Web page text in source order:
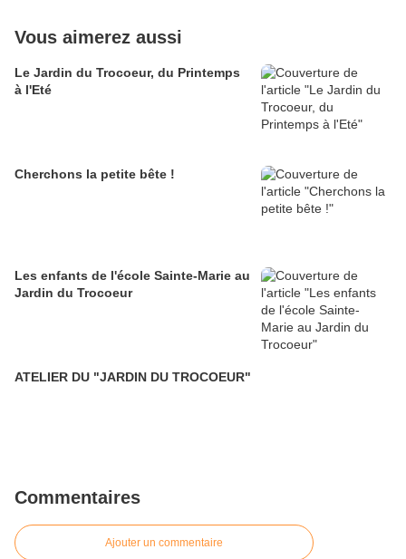
Vous aimerez aussi
Le Jardin du Trocoeur, du Printemps
à l'Eté
Cherchons la petite bête !
Les enfants de l'école Sainte-Marie au
Jardin du Trocoeur
ATELIER DU "JARDIN DU TROCOEUR"
Commentaires
Ajouter un commentaire